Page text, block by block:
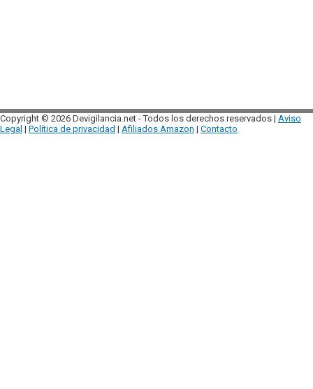
Copyright © 2026 Devigilancia.net - Todos los derechos reservados | Aviso
Legal | Política de privacidad | Afiliados Amazon | Contacto